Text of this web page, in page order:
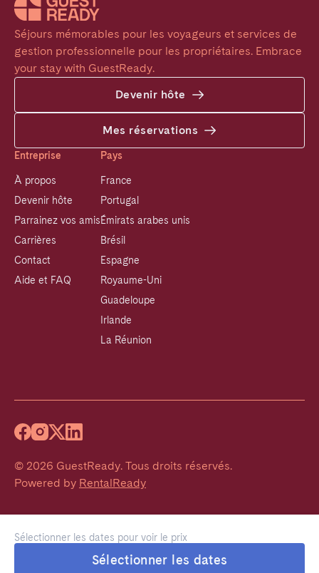
Sélectionner les dates pour voir le prix
Sélectionner les dates
Séjours mémorables pour les voyageurs et services de
gestion professionnelle pour les propriétaires. Embrace
your stay with GuestReady.
Devenir hôte
Mes réservations
Entreprise
À propos
Devenir hôte
Parrainez vos amis
Carrières
Contact
Aide et FAQ
Pays
France
Portugal
Émirats arabes unis
Brésil
Espagne
Royaume-Uni
Guadeloupe
Irlande
La Réunion
© 2026 GuestReady. Tous droits réservés.
Powered by RentalReady